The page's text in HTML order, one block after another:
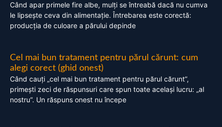
Când apar primele fire albe, mulți se întreabă dacă nu cumva
le lipsește ceva din alimentație. Întrebarea este corectă:
producția de culoare a părului depinde
Cel mai bun tratament pentru părul cărunt: cum
alegi corect (ghid onest)
Când cauți „cel mai bun tratament pentru părul cărunt”,
primești zeci de răspunsuri care spun toate același lucru: „al
nostru”. Un răspuns onest nu începe